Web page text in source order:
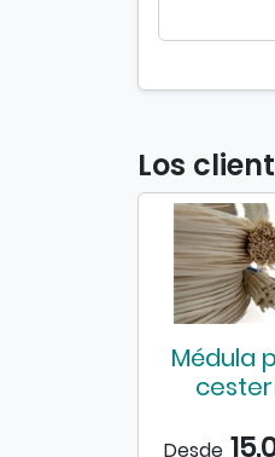
Los
Médula
Desde